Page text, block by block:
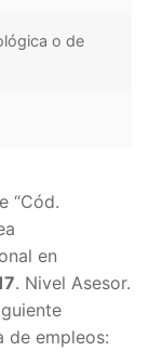
o de
“Cód.
en
. Nivel Asesor.
de empleos: